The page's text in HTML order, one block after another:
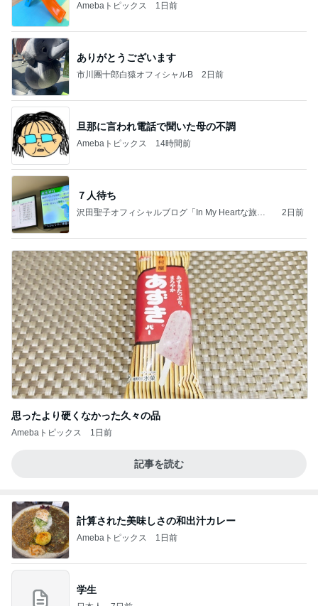
Amebaトピックス 1日前
ありがとうございます
市川團十郎白猿オフィシャルB 2日前
旦那に言われ電話で聞いた母の不調
Amebaトピックス 14時間前
７人待ち
沢田聖子オフィシャルブログ「In My Heartな旅日
2日前
思ったより硬くなかった久々の品
Amebaトピックス 1日前
記事を読む
計算された美味しさの和出汁カレー
Amebaトピックス 1日前
学生